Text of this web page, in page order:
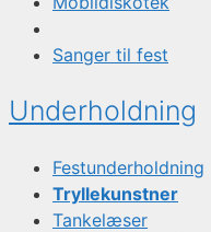
Sanger til fest
Underholdning
Festunderholdning
Tryllekunstner
Tankelæser